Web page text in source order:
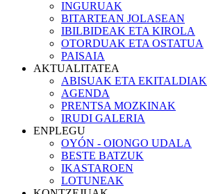
INGURUAK
BITARTEAN JOLASEAN
IBILBIDEAK ETA KIROLA
OTORDUAK ETA OSTATUA
PAISAIA
AKTUALITATEA
ABISUAK ETA EKITALDIAK
AGENDA
PRENTSA MOZKINAK
IRUDI GALERIA
ENPLEGU
OYÓN - OIONGO UDALA
BESTE BATZUK
IKASTAROEN
LOTUNEAK